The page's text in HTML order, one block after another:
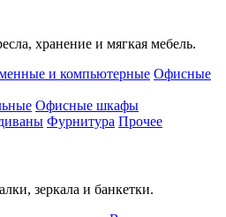
хранение и мягкая мебель.
и компьютерные Офисные
Офисные шкафы
Фурнитура Прочее
зеркала и банкетки.